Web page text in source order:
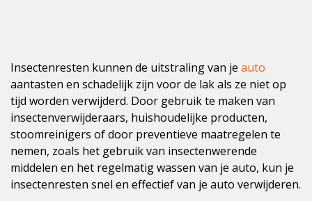
Insectenresten kunnen de uitstraling van je auto
aantasten en schadelijk zijn voor de lak als ze niet op
tijd worden verwijderd. Door gebruik te maken van
insectenverwijderaars, huishoudelijke producten,
stoomreinigers of door preventieve maatregelen te
nemen, zoals het gebruik van insectenwerende
middelen en het regelmatig wassen van je auto, kun je
insectenresten snel en effectief van je auto verwijderen.